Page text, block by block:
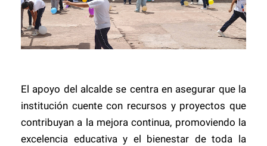
El apoyo del alcalde se centra en asegurar que la
institución cuente con recursos y proyectos que
contribuyan a la mejora continua, promoviendo la
excelencia educativa y el bienestar de toda la